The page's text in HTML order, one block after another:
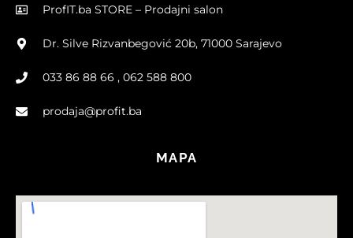
ProfIT.ba STORE – Prodajni salon
Dr. Silve Rizvanbegović 20b, 71000 Sarajevo
033 86 88 66 , 062 588 800
prodaja@profit.ba
MAPA